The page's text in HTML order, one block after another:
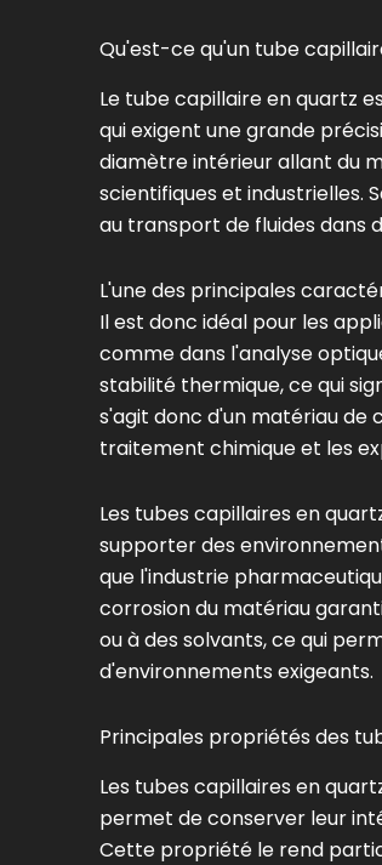
Qu'est-ce qu'un tube
Le tube capillaire en quartz
qui exigent une grande
diamètre intérieur allant du
scientifiques et industrielles.
au transport de fluides dans
L'une des principales
Il est donc idéal pour les
comme dans l'analyse
stabilité thermique, ce qui
s'agit donc d'un matériau de
traitement chimique et les
Les tubes capillaires en
supporter des
que l'industrie
corrosion du matériau
ou à des solvants, ce qui
d'environnements exigeants.
Principales propriétés des
Les tubes capillaires en
permet de conserver leur
Cette propriété le rend